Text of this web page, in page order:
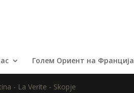
Голем Ориент на Франција
- La Verite - Skopje